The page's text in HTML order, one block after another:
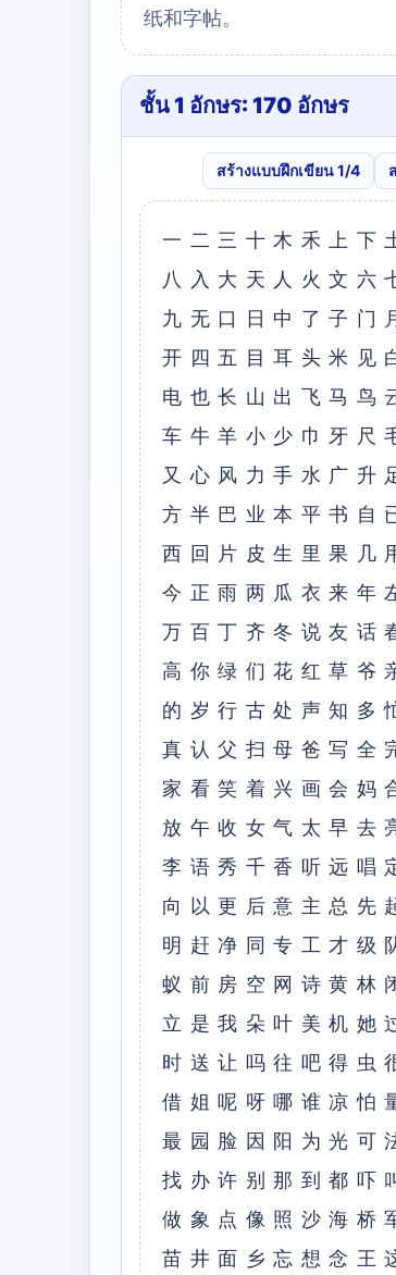
纸和字帖。
ชั้น 1 อักษร: 170 อักษร
สร้างแบบฝึกเขียน 1/4
⼀⼆三⼗⽊⽲上下
⼋⼊⼤天⼈⽕⽂六
九⽆⼝⽇中了⼦门
开四五⽬⽿头⽶见
电也长⼭出飞马鸟
车⽜⽺⼩少⼱⽛尺
⼜⼼风⼒⼿⽔⼴升
⽅半巴业本平书⾃
西回⽚⽪⽣⾥果⼏
今正⾬两⽠⾐来年
万百丁齐冬说友话
⾼你绿们花红草爷
的岁⾏古处声知多
真认⽗扫母爸写全
家看笑着兴画会妈
放午收⼥⽓太早去
李语秀千⾹听远唱
向以更后意主总先
明赶净同专⼯才级
蚁前房空⽹诗黄林
⽴是我朵叶美机她
时送让吗往吧得⾍
借姐呢呀哪谁凉怕
最园脸因阳为光可
找办许别那到都吓
做象点像照沙海桥
苗井⾯乡忘想念王